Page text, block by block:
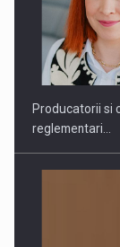
Webinar -
Investitii
Producatorii si
reglementari…